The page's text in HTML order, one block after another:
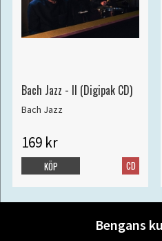
Bach Jazz - II (Digipak CD)
Bach Jazz
169 kr
CD
KÖP
Bengans